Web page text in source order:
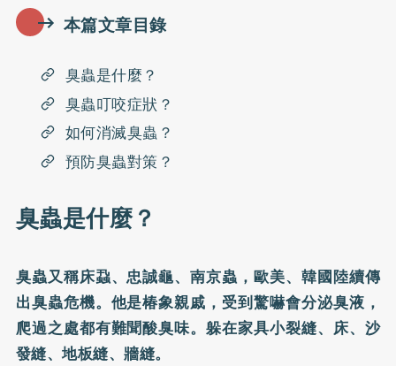
本篇文章目錄
臭蟲是什麼？
臭蟲叮咬症狀？
如何消滅臭蟲？
預防臭蟲對策？
臭蟲是什麼？
臭蟲又稱床蝨、忠誠龜、南京蟲，歐美、韓國陸續傳
出臭蟲危機。他是椿象親戚，受到驚嚇會分泌臭液，
爬過之處都有難聞酸臭味。躲在家具小裂縫、床、沙
發縫、地板縫、牆縫。